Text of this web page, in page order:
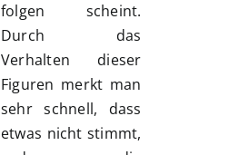
folgen scheint.
Durch das
Verhalten dieser
Figuren merkt man
sehr schnell, dass
etwas nicht stimmt,